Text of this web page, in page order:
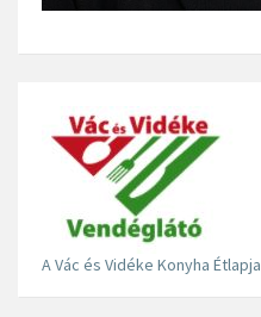
A Vác és Vidéke Konyha Étlapja